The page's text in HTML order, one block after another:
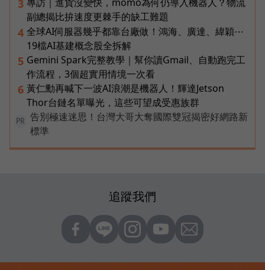
3
副總揭比拚速度更棘手的缺工難題
4 全球AI伺服器幾乎都靠台廠做！鴻海、廣達、緯穎⋯
19檔AI基建概念股全拆解
5 Gemini Spark完整教學｜幫你讀Gmail、自動跑完工
作流程，3個超實用情境一次看
6 黃仁勳再喊下一波AI浪潮是機器人！輝達Jetson
Thor台鏈名單曝光，這些可望成受惠族群
PR
告別極速迷思！台灣大哥大奪國際雙冠揭密好網路新
標準
追蹤我們